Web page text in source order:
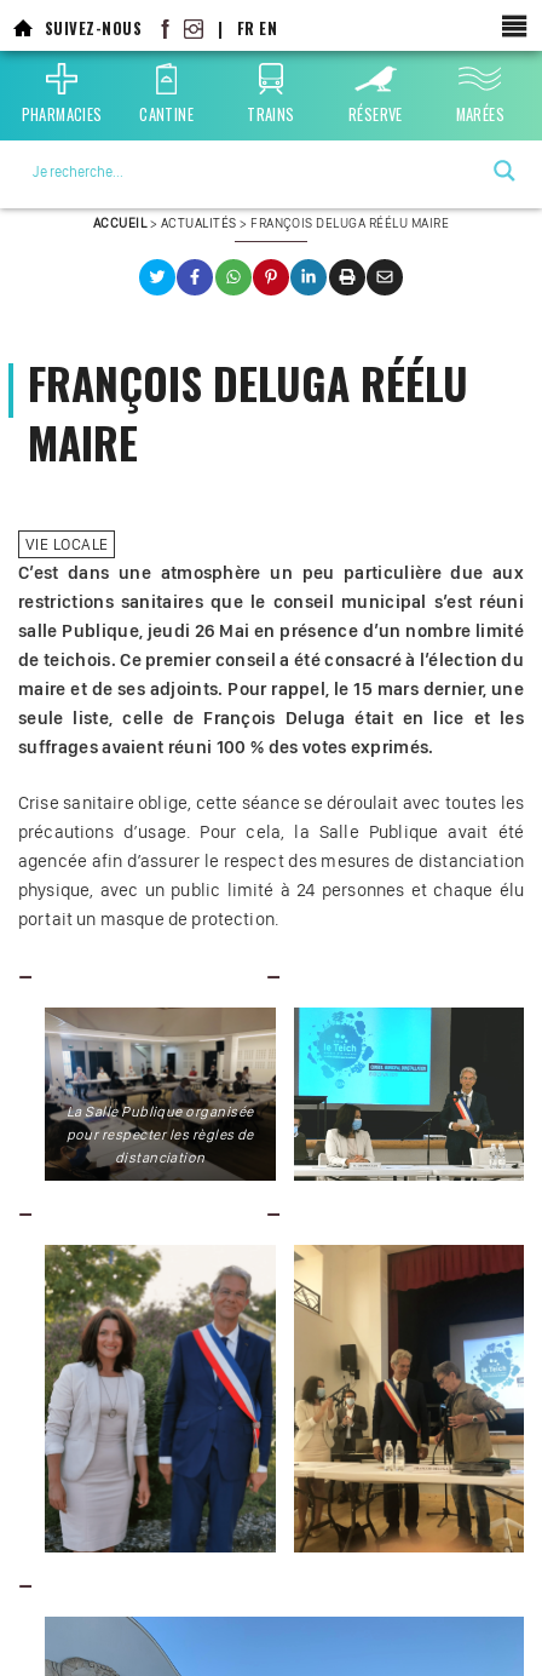
au
contenu
principal
SUIVEZ-NOUS | FR EN
PHARMACIES CANTINE TRAINS RÉSERVE MARÉES
ACCUEIL> ACTUALITÉS > FRANÇOIS DELUGA RÉÉLU MAIRE
FRANÇOIS DELUGA RÉÉLU
MAIRE
VIE LOCALE
C’est dans une atmosphère un peu particulière due aux
restrictions sanitaires que le conseil municipal s’est réuni
salle Publique, jeudi 26 Mai en présence d’un nombre limité
de teichois. Ce premier conseil a été consacré à l’élection du
maire et de ses adjoints. Pour rappel, le 15 mars dernier, une
seule liste, celle de François Deluga était en lice et les
suffrages avaient réuni 100 % des votes exprimés.
Crise sanitaire oblige, cette séance se déroulait avec toutes les
précautions d’usage. Pour cela, la Salle Publique avait été
agencée afin d’assurer le respect des mesures de distanciation
physique, avec un public limité à 24 personnes et chaque élu
portait un masque de protection.
La Salle Publique organisée
pour respecter les règles de
distanciation